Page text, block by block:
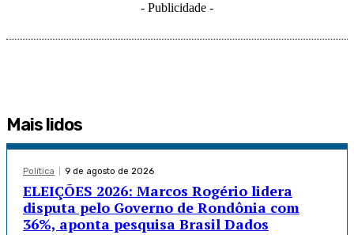
- Publicidade -
Mais lidos
Política 9 de agosto de 2026
ELEIÇÕES 2026: Marcos Rogério lidera
disputa pelo Governo de Rondônia com
36%, aponta pesquisa Brasil Dados